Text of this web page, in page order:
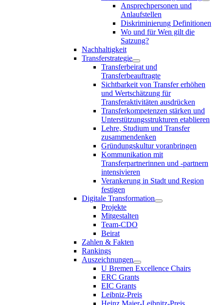
Ansprechpersonen und
Anlaufstellen
Diskriminierung Definitionen
Wo und für Wen gilt die
Satzung?
Nachhaltigkeit
Transferstrategie
Transferbeirat und
Transferbeauftragte
Sichtbarkeit von Transfer erhöhen
und Wertschätzung für
Transferaktivitäten ausdrücken
Transferkompetenzen stärken und
Unterstützungsstrukturen etablieren
Lehre, Studium und Transfer
zusammendenken
Gründungskultur voranbringen
Kommunikation mit
Transferpartnerinnen und -partnern
intensivieren
Verankerung in Stadt und Region
festigen
Digitale Transformation
Projekte
Mitgestalten
Team-CDO
Beirat
Zahlen & Fakten
Rankings
Auszeichnungen
U Bremen Excellence Chairs
ERC Grants
EIC Grants
Leibniz-Preis
Heinz Maier-Leibnitz-Preis